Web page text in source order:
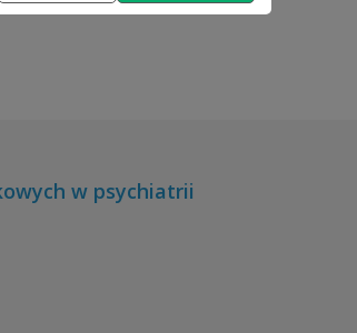
w psychiatrii